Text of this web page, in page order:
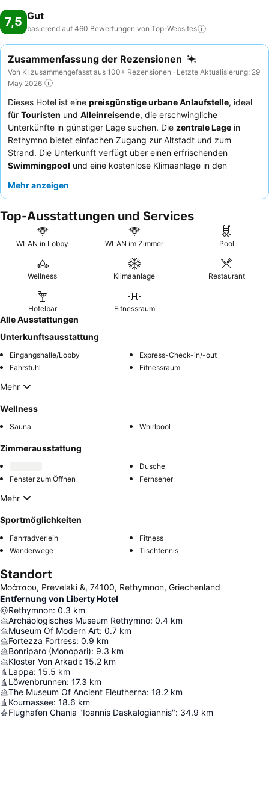
7,5 Gut
basierend auf 460 Bewertungen von Top-Websites
Zusammenfassung der Rezensionen
Von KI zusammengefasst aus 100+ Rezensionen · Letzte Aktualisierung: 29
May 2026
Dieses Hotel ist eine preisgünstige urbane Anlaufstelle, ideal
für Touristen und Alleinreisende, die erschwingliche
Unterkünfte in günstiger Lage suchen. Die zentrale Lage in
Rethymno bietet einfachen Zugang zur Altstadt und zum
Strand. Die Unterkunft verfügt über einen erfrischenden
Swimmingpool und eine kostenlose Klimaanlage in den
Personal, und das Frühstück bietet eine Vielzahl von Optionen,
ruhigeres Erlebnis empfiehlt es sich, ein Zimmer abseits der
belebten Straße anzufragen.
Mehr anzeigen
Top-Ausstattungen und Services
WLAN in Lobby WLAN im Zimmer Pool
Wellness Klimaanlage Restaurant
Hotelbar Fitnessraum
Alle Ausstattungen
Unterkunftsausstattung
Eingangshalle/Lobby
Express-Check-in/-out
Fahrstuhl
Fitnessraum
Mehr
Wellness
Sauna Whirlpool
Zimmerausstattung
Dusche
Fenster zum Öffnen
Fernseher
Mehr
Sportmöglichkeiten
Fahrradverleih
Fitness
Wanderwege
Tischtennis
Standort
Μοάτσου, Prevelaki &, 74100, Rethymnon, Griechenland
Entfernung von Liberty Hotel
Rethymnon: 0.3 km
Archäologisches Museum Rethymno: 0.4 km
Museum Of Modern Art: 0.7 km
Fortezza Fortress: 0.9 km
Bonriparo (Monopari): 9.3 km
Kloster Von Arkadi: 15.2 km
Lappa: 15.5 km
Löwenbrunnen: 17.3 km
The Museum Of Ancient Eleutherna: 18.2 km
Kournassee: 18.6 km
Flughafen Chania "Ioannis Daskalogiannis": 34.9 km